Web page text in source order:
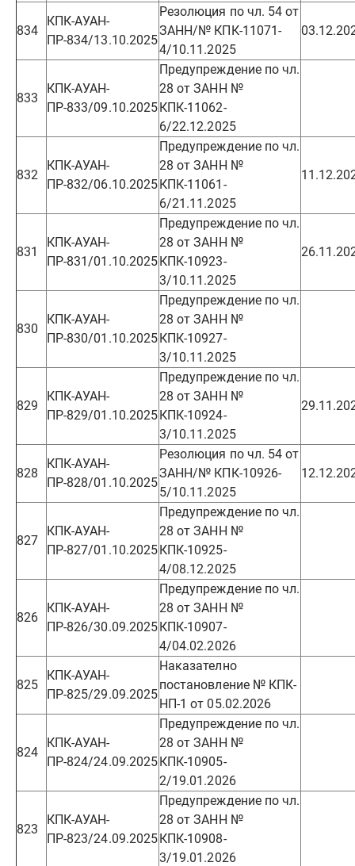
834
КПК-АУАН-
ПР-834/13.10.2025
Резолюция по чл. 54 от
ЗАНН/№ КПК-11071-
4/10.11.2025
833
КПК-АУАН-
ПР-833/09.10.2025
Предупреждение по чл.
28 от ЗАНН №
КПК-11062-
6/22.12.2025
832
КПК-АУАН-
ПР-832/06.10.2025
Предупреждение по чл.
28 от ЗАНН №
КПК-11061-
6/21.11.2025
831
КПК-АУАН-
ПР-831/01.10.2025
Предупреждение по чл.
28 от ЗАНН №
КПК-10923-
3/10.11.2025
830
КПК-АУАН-
ПР-830/01.10.2025
Предупреждение по чл.
28 от ЗАНН №
КПК-10927-
3/10.11.2025
829
КПК-АУАН-
ПР-829/01.10.2025
Предупреждение по чл.
28 от ЗАНН №
КПК-10924-
3/10.11.2025
828
КПК-АУАН-
ПР-828/01.10.2025
Резолюция по чл. 54 от
ЗАНН/№ КПК-10926-
5/10.11.2025
827
КПК-АУАН-
ПР-827/01.10.2025
Предупреждение по чл.
28 от ЗАНН №
КПК-10925-
4/08.12.2025
826
КПК-АУАН-
ПР-826/30.09.2025
Предупреждение по чл.
28 от ЗАНН №
КПК-10907-
4/04.02.2026
825
КПК-АУАН-
ПР-825/29.09.2025
Наказателно
постановление № КПК-
НП-1 от 05.02.2026
824
КПК-АУАН-
ПР-824/24.09.2025
Предупреждение по чл.
28 от ЗАНН №
КПК-10905-
2/19.01.2026
823
КПК-АУАН-
ПР-823/24.09.2025
Предупреждение по чл.
28 от ЗАНН №
КПК-10908-
3/19.01.2026